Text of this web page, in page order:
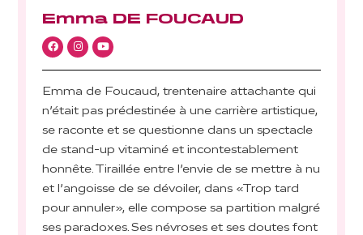
Emma DE FOUCAUD
Emma de Foucaud, trentenaire attachante qui
n’était pas prédestinée à une carrière artistique,
se raconte et se questionne dans un spectacle
de stand-up vitaminé et incontestablement
honnête. Tiraillée entre l’envie de se mettre à nu
et l’angoisse de se dévoiler, dans «Trop tard
pour annuler», elle compose sa partition malgré
ses paradoxes. Ses névroses et ses doutes font